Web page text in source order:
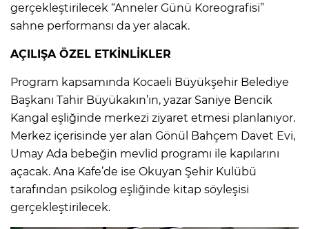
gerçekleştirilecek “Anneler Günü Koreografisi”
sahne performansı da yer alacak.
AÇILIŞA ÖZEL ETKİNLİKLER
Program kapsamında Kocaeli Büyükşehir Belediye
Başkanı Tahir Büyükakın’ın, yazar Saniye Bencik
Kangal eşliğinde merkezi ziyaret etmesi planlanıyor.
Merkez içerisinde yer alan Gönül Bahçem Davet Evi,
Umay Ada bebeğin mevlid programı ile kapılarını
açacak. Ana Kafe’de ise Okuyan Şehir Kulübü
tarafından psikolog eşliğinde kitap söyleşisi
gerçekleştirilecek.